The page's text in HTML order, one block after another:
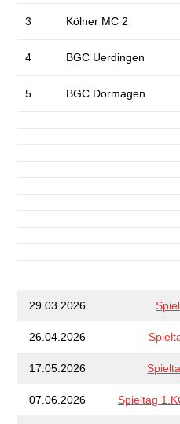
3 Kölner MC 2
4 BGC Uerdingen
5 BGC Dormagen
29.03.2026
26.04.2026
17.05.2026
07.06.2026 Spieltag